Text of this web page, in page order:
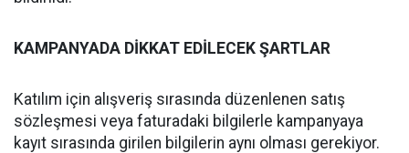
KAMPANYADA DİKKAT EDİLECEK ŞARTLAR
Katılım için alışveriş sırasında düzenlenen satış
sözleşmesi veya faturadaki bilgilerle kampanyaya
kayıt sırasında girilen bilgilerin aynı olması gerekiyor.